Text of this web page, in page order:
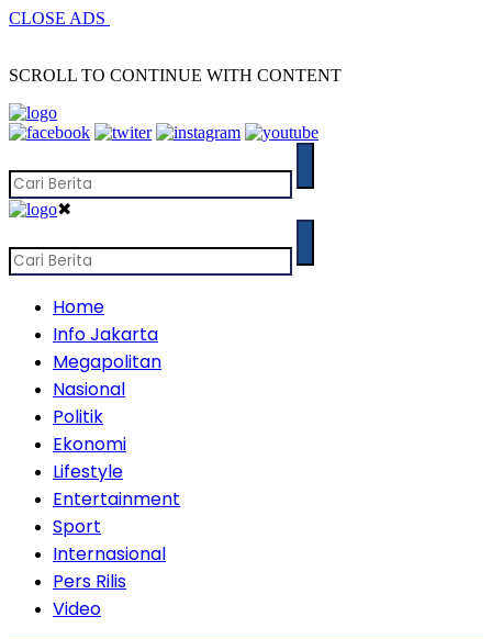
CLOSE ADS
SCROLL TO CONTINUE WITH CONTENT
✖
Home
Info Jakarta
Megapolitan
Nasional
Politik
Ekonomi
Lifestyle
Entertainment
Sport
Internasional
Pers Rilis
Video